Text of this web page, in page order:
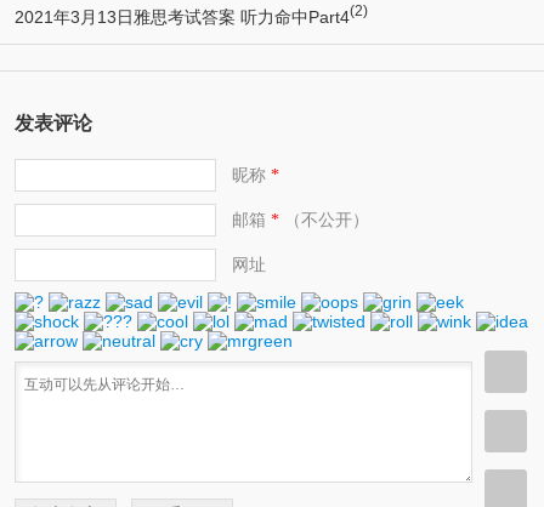
2021年3月13日雅思考试答案 听力命中Part4(2)
发表评论
昵称*
邮箱 *（不公开）
网址